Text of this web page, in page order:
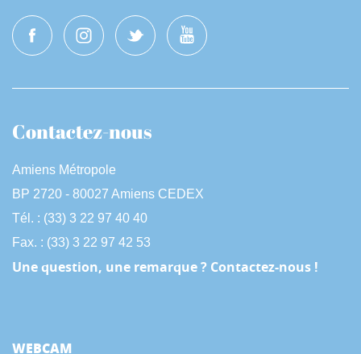
Contactez-nous
Amiens Métropole
BP 2720 - 80027 Amiens CEDEX
Tél. : (33) 3 22 97 40 40
Fax. : (33) 3 22 97 42 53
Une question, une remarque ? Contactez-nous !
WEBCAM